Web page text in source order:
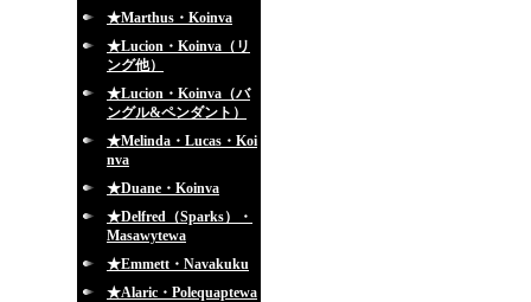
★Marthus・Koinva
★Lucion・Koinva（リ
ング他）
★Lucion・Koinva（バ
ングル&ペンダント）
★Melinda・Lucas・Koi
nva
★Duane・Koinva
★Delfred（Sparks）・
Masawytewa
★Emmett・Navakuku
★Alaric・Polequaptewa